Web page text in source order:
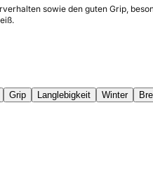
sowie den guten Grip,
Grip Langlebigkeit Winter